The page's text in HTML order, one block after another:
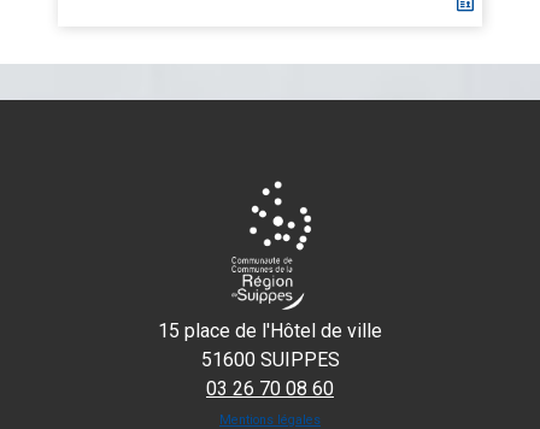
15 place de l'Hôtel de ville
51600 SUIPPES
03 26 70 08 60
Mentions légales